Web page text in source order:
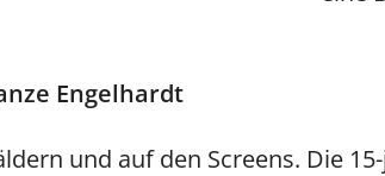
Engelhardt
und auf den Screens. Die